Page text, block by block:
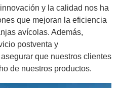
y la calidad nos ha
que mejoran la eficiencia
avícolas. Además,
postventa y
que nuestros clientes
de nuestros productos.